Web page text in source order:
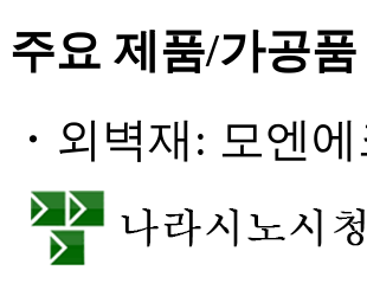
주요 제품/가공품
・외벽재: 모엔